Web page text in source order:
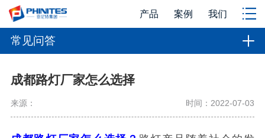
产品 案例 我们
常见问答
成都路灯厂家怎么选择
来源： 时间：2022-07-03